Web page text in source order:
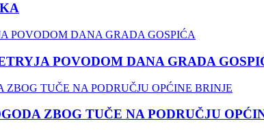
POVODOM DANA GRADA
ZBOG TUČE NA PODRUČJU